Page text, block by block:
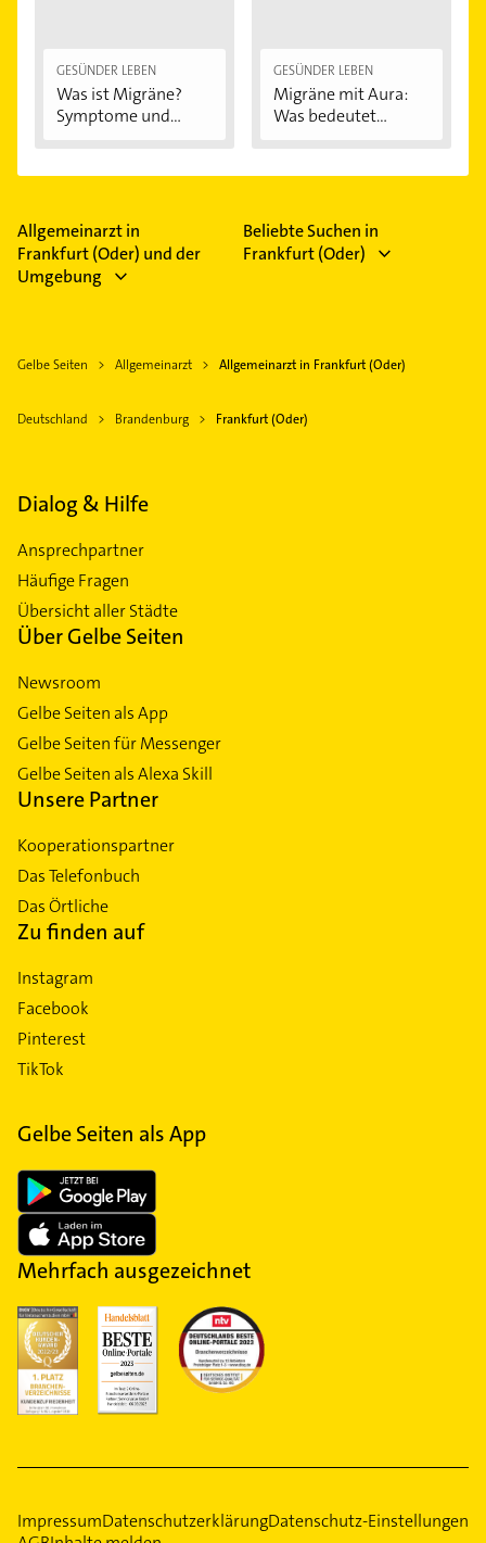
GESÜNDER LEBEN
Was ist Migräne?
Symptome und...
GESÜNDER LEBEN
Migräne mit Aura:
Was bedeutet...
Allgemeinarzt in
Frankfurt (Oder) und der
Umgebung
Beliebte Suchen in
Frankfurt (Oder)
Gelbe Seiten Allgemeinarzt Allgemeinarzt in Frankfurt (Oder)
Deutschland Brandenburg Frankfurt (Oder)
Dialog & Hilfe
Ansprechpartner
Häufige Fragen
Übersicht aller Städte
Über Gelbe Seiten
Newsroom
Gelbe Seiten als App
Gelbe Seiten für Messenger
Gelbe Seiten als Alexa Skill
Unsere Partner
Kooperationspartner
Das Telefonbuch
Das Örtliche
Zu finden auf
Instagram
Facebook
Pinterest
TikTok
Gelbe Seiten als App
Mehrfach ausgezeichnet
ImpressumDatenschutzerklärungDatenschutz-Einstellungen